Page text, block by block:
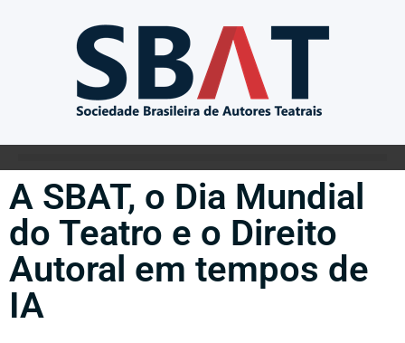
A SBAT, o Dia Mundial
do Teatro e o Direito
Autoral em tempos de
IA